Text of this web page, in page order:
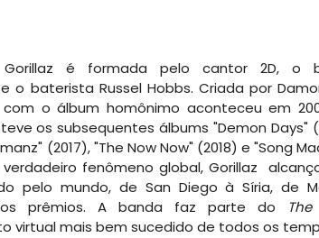
é formada pelo cantor 2D, o
o baterista Russel Hobbs. Criada por
o álbum homônimo aconteceu em
os subsequentes álbums "Demon Days"
(2017), "The Now Now" (2018) e "Song
verdadeiro fenômeno global, Gorillaz
pelo mundo, de San Diego à Síria, de
prêmios. A banda faz parte do
The
virtual mais bem sucedido de todos os